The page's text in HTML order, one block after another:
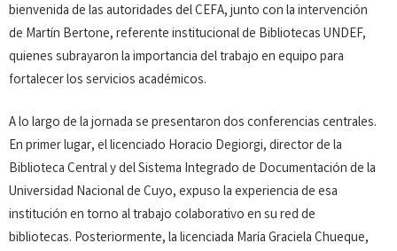
bienvenida de las autoridades del CEFA, junto con la intervención
de Martín Bertone, referente institucional de Bibliotecas UNDEF,
quienes subrayaron la importancia del trabajo en equipo para
fortalecer los servicios académicos.
A lo largo de la jornada se presentaron dos conferencias centrales.
En primer lugar, el licenciado Horacio Degiorgi, director de la
Biblioteca Central y del Sistema Integrado de Documentación de la
Universidad Nacional de Cuyo, expuso la experiencia de esa
institución en torno al trabajo colaborativo en su red de
bibliotecas. Posteriormente, la licenciada María Graciela Chueque,